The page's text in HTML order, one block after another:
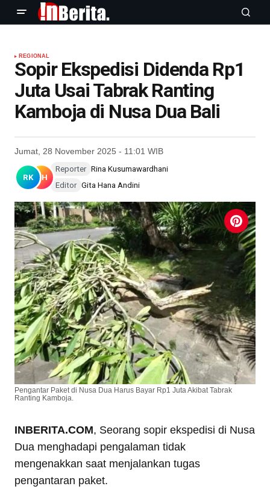
REGIONAL
Sopir Ekspedisi Didenda Rp1
Juta Usai Tabrak Ranting
Kamboja di Nusa Dua Bali
Jumat, 28 November 2025 - 11:01 WIB
RK GH
Reporter Rina Kusumawardhani
Editor Gita Hana Andini
Pengantar Paket di Nusa Dua Harus Bayar Rp1 Juta Akibat Tabrak
Ranting Kamboja.
INBERITA.COM, Seorang sopir ekspedisi di Nusa
Dua menghadapi pengalaman tidak
mengenakkan saat menjalankan tugas
pengantaran paket.